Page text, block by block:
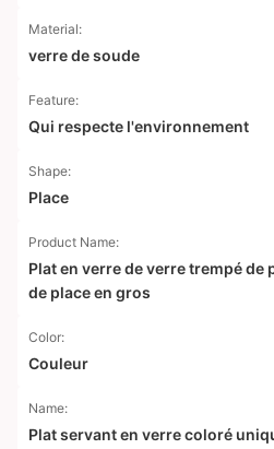
Material:
verre de soude
Feature:
Qui respecte l'environnement
Shape:
Place
Product Name:
Plat en verre de verre trempé
de place en gros
Color:
Couleur
Name:
Plat servant en verre coloré